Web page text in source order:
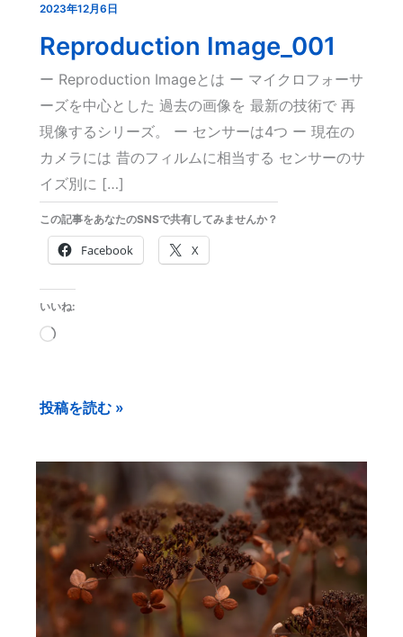
2023年12月6日
Reproduction Image_001
ー Reproduction Imageとは ー マイクロフォーサ
ーズを中心とした 過去の画像を 最新の技術で 再
現像するシリーズ。 ー センサーは4つ ー 現在の
カメラには 昔のフィルムに相当する センサーのサ
イズ別に […]
この記事をあなたのSNSで共有してみませんか？
Facebook X
いいね:
読
み
Reproduction
Image_001
投稿を読む »